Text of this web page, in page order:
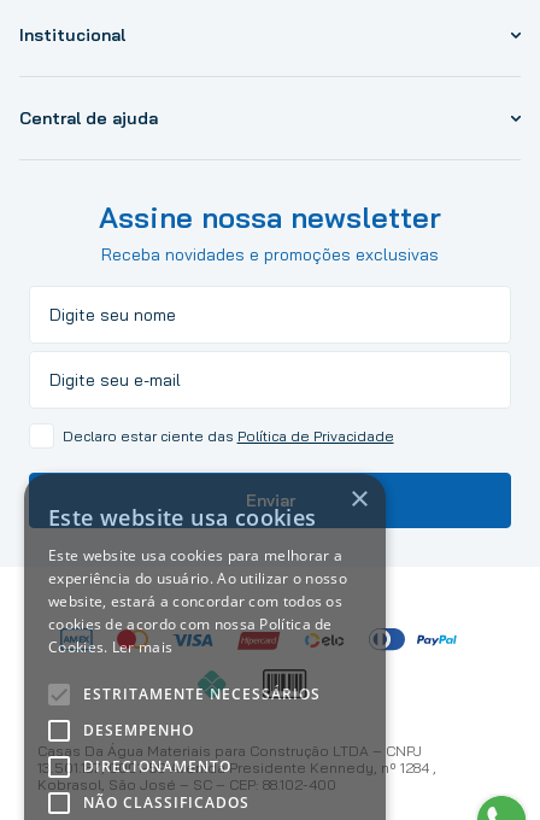
Institucional
Central de ajuda
Assine nossa newsletter
Receba novidades e promoções exclusivas
Declaro estar ciente das Política de Privacidade
Enviar
Casas Da Água Materiais para Construção LTDA – CNPJ
13.501.187/0001-59 Avenida Presidente Kennedy, nº 1284 ,
Kobrasol, São José – SC – CEP: 88.102-400
×
Este website usa cookies
Este website usa cookies para melhorar a
experiência do usuário. Ao utilizar o nosso
website, estará a concordar com todos os
cookies de acordo com nossa Política de
Cookies. Ler mais
ESTRITAMENTE NECESSÁRIOS
DESEMPENHO
DIRECIONAMENTO
NÃO CLASSIFICADOS